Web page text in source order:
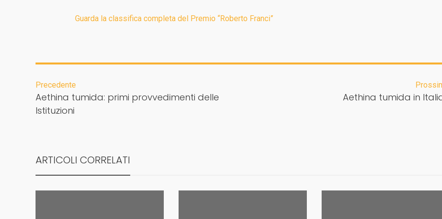
Guarda la classifica completa del Premio “Roberto Franci”
Precedente
Aethina tumida: primi provvedimenti delle
Istituzioni
Aethina tumida in
ARTICOLI CORRELATI